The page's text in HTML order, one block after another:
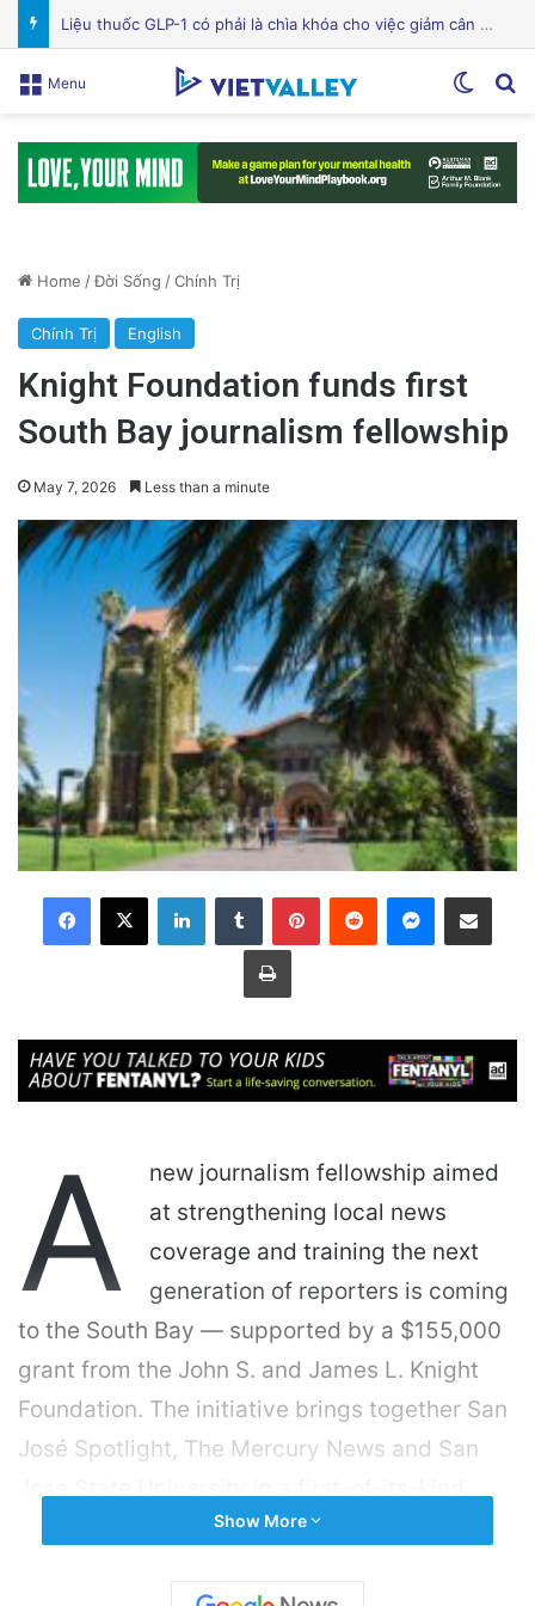
Bệnh viện Silicon Valley: Một trong những cơ sở y tế hàng đầu tại Mỹ
Menu
Home /Đời Sống /Chính Trị
Chính Trị English
Knight Foundation funds first
South Bay journalism fellowship
May 7, 2026 Less than a minute
LinkedInTumblr PinterestReddit Messenger
Share via Email
Print
A
new journalism fellowship aimed
at strengthening local news
coverage and training the next
generation of reporters is coming
to the South Bay — supported by a $155,000
grant from the John S. and James L. Knight
Foundation. The initiative brings together San
José Spotlight, The Mercury News and San
regional collaboration focused on building a
Show More